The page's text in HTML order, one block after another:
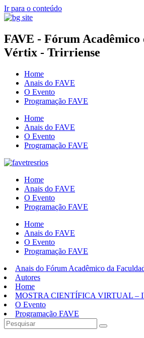
Ir para o conteúdo
FAVE - Fórum Acadêmico
Vértix - Trirriense
Home
Anais do FAVE
O Evento
Programação FAVE
Home
Anais do FAVE
O Evento
Programação FAVE
Home
Anais do FAVE
O Evento
Programação FAVE
Home
Anais do FAVE
O Evento
Programação FAVE
Anais do Fórum Acadêmico da
Autores
Home
MOSTRA CIENTÍFICA VIRTUAL –
O Evento
Programação FAVE